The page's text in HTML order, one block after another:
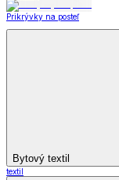
Prikrývky na posteľ
Bytový textil
textil